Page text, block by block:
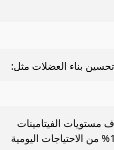
بناء العضلات مثل:
مستويات الفيتامينات
والمعادن في الجسم. لذا، من الأفضل تناول مكملات تحتوي على 100% من الاحتياجات اليومية